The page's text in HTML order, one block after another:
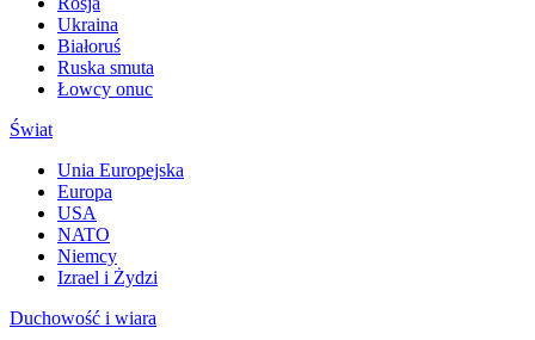
Ukraina
Białoruś
Ruska smuta
Łowcy onuc
Świat
Unia Europejska
Europa
USA
NATO
Niemcy
Izrael i Żydzi
Duchowość i wiara